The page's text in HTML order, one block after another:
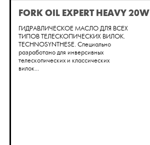
FORK OIL EXPERT HEAVY 20W
ГИДРАВЛИЧЕСКОЕ МАСЛО ДЛЯ ВСЕХ
ТИПОВ ТЕЛЕСКОПИЧЕСКИХ ВИЛОК.
TECHNOSYNTHESE. Cпециально
разработано для инверсивных
телескопических и классических
вилок...